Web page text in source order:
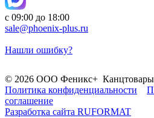
с 09:00 до 18:00
sale@phoenix-plus.ru
Нашли ошибку?
© 2026 ООО Феникс+ Канцтовары
Политика конфиденциальности
соглашение
Разработка сайта RUFORMAT